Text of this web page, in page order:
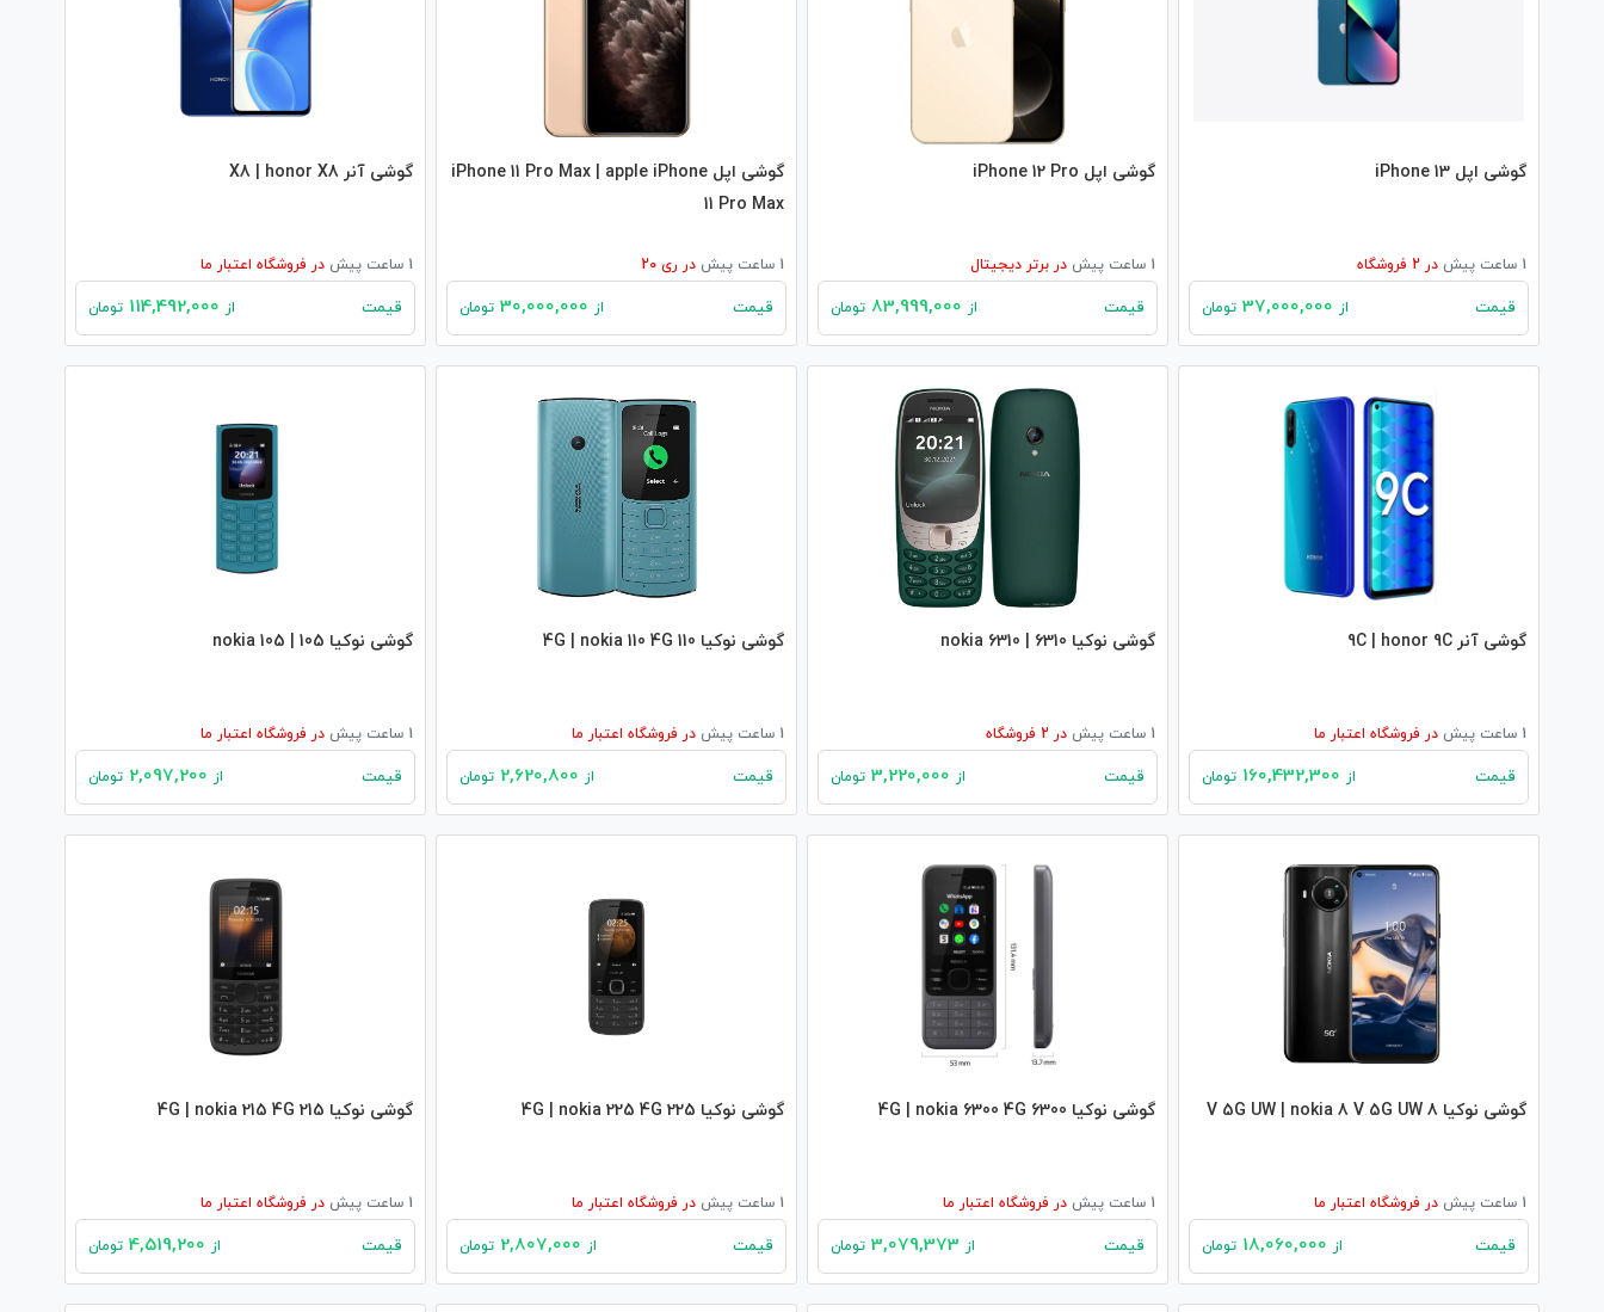
گوشی اپل iPhone 13
1 ساعت پیش در فروشگاه
قیمت از تومان
گوشی اپل iPhone 12 Pro
1 ساعت پیش در برتر دیجیتال
قیمت از تومان
گوشی اپل iPhone 11 Pro Max | apple iPhone
11 Pro Max
1 ساعت پیش در ری 20
قیمت از تومان
گوشی آنر X8 | honor X8
1 ساعت پیش در فروشگاه اعتبار ما
قیمت از تومان
گوشی آنر 9C | honor 9C
1 ساعت پیش در فروشگاه اعتبار ما
قیمت از تومان
گوشی نوکیا 6310 | nokia 6310
1 ساعت پیش در فروشگاه
قیمت از تومان
گوشی نوکیا 110 4G | nokia 110 4G
1 ساعت پیش در فروشگاه اعتبار ما
قیمت از تومان
گوشی نوکیا 105 | nokia 105
1 ساعت پیش در فروشگاه اعتبار ما
قیمت از تومان
گوشی نوکیا 8 V 5G UW | nokia 8 V 5G UW
1 ساعت پیش در فروشگاه اعتبار ما
قیمت از تومان
گوشی نوکیا 6300 4G | nokia 6300 4G
1 ساعت پیش در فروشگاه اعتبار ما
قیمت از تومان
گوشی نوکیا 225 4G | nokia 225 4G
1 ساعت پیش در فروشگاه اعتبار ما
قیمت از تومان
گوشی نوکیا 215 4G | nokia 215 4G
1 ساعت پیش در فروشگاه اعتبار ما
قیمت از تومان